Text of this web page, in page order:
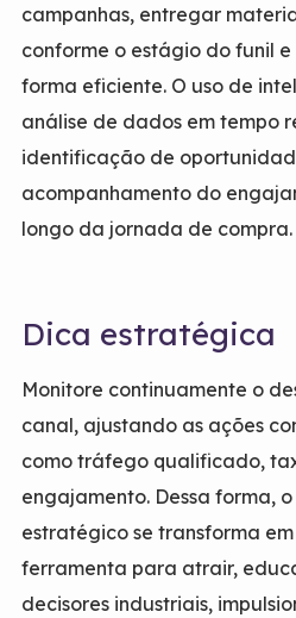
campanhas, entregar
conforme o estágio do funil
forma eficiente. O uso de
análise de dados em tempo
identificação de
acompanhamento do
longo da jornada de compra.
Dica estratégica
Monitore continuamente o
canal, ajustando as ações
como tráfego qualificado,
engajamento. Dessa forma,
estratégico se transforma
ferramenta para atrair,
decisores industriais,